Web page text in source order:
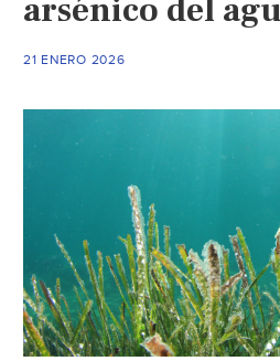
arsénico del
21 ENERO 2026